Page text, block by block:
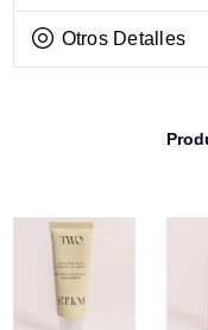
Otros Detalles